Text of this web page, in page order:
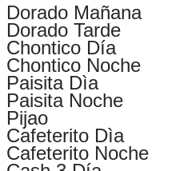
Dorado Mañana
Dorado Tarde
Chontico Día
Chontico Noche
Paisita Dìa
Paisita Noche
Pijao
Cafeterito Dìa
Cafeterito Noche